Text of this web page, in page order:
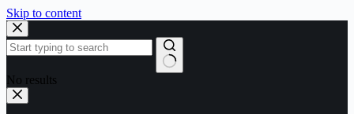
Skip to content
No results